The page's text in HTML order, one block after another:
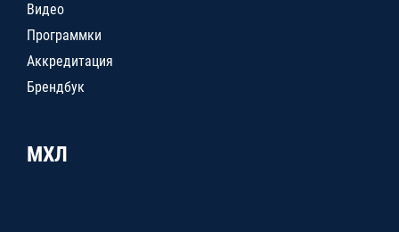
Видео
Программки
Аккредитация
Брендбук
МХЛ